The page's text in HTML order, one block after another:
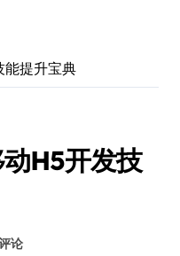
能提升宝典
H5开发技
论